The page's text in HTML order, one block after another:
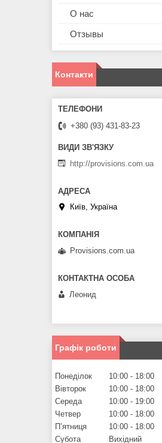
О нас
Отзывы
Контакти
+380 (93) 431-83-23
http://provisions.com.ua
Київ, Україна
Provisions.com.ua
Леонид
Графік роботи
Понеділок 10:00
18:00
Вівторок
10:00
18:00
Середа
10:00
19:00
Четвер
10:00
18:00
Пʼятниця
10:00
18:00
Субота
Вихідний